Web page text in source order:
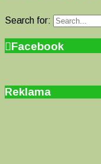
Search for:
Facebook
Reklama